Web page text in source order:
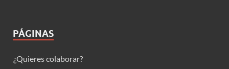
PÁGINAS
¿Quieres colaborar?